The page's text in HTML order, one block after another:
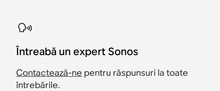
Întreabă un expert Sonos
Contactează-ne pentru răspunsuri la toate
întrebările.